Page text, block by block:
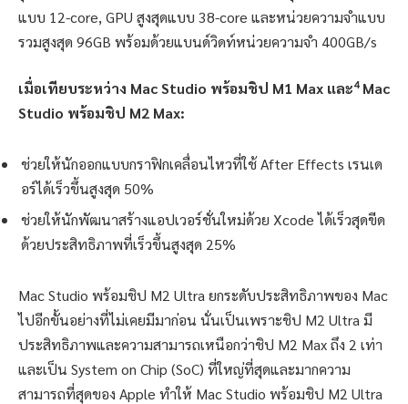
แบบ 12-core, GPU สูงสุดแบบ 38-core และหน่วยความจำแบบ
รวมสูงสุด 96GB พร้อมด้วยแบนด์วิดท์หน่วยความจำ 400GB/s
เมื่อเทียบระหว่าง Mac Studio พร้อมชิป M1 Max และ4Mac
Studio พร้อมชิป M2 Max:
ช่วยให้นักออกแบบกราฟิกเคลื่อนไหวที่ใช้ After Effects เรนเด
อร์ได้เร็วขึ้นสูงสุด 50%
ช่วยให้นักพัฒนาสร้างแอปเวอร์ชั่นใหม่ด้วย Xcode ได้เร็วสุดขีด
ด้วยประสิทธิภาพที่เร็วขึ้นสูงสุด 25%
Mac Studio พร้อมชิป M2 Ultra ยกระดับประสิทธิภาพของ Mac
ไปอีกขั้นอย่างที่ไม่เคยมีมาก่อน นั่นเป็นเพราะชิป M2 Ultra มี
ประสิทธิภาพและความสามารถเหนือกว่าชิป M2 Max ถึง 2 เท่า
และเป็น System on Chip (SoC) ที่ใหญ่ที่สุดและมากความ
สามารถที่สุดของ Apple ทำให้ Mac Studio พร้อมชิป M2 Ultra